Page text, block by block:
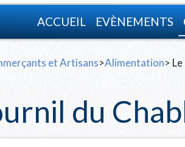
ACCUEIL EVÈNEMENTS
et Artisans>Alimentation>
du